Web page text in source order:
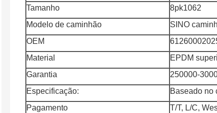
Tamanho
8pk1062
Modelo de caminhão
SINO
OEM
Material
EPDM
Garantia
250000-
Especificação:
Baseado no
Pagamento
T/T, L/C,